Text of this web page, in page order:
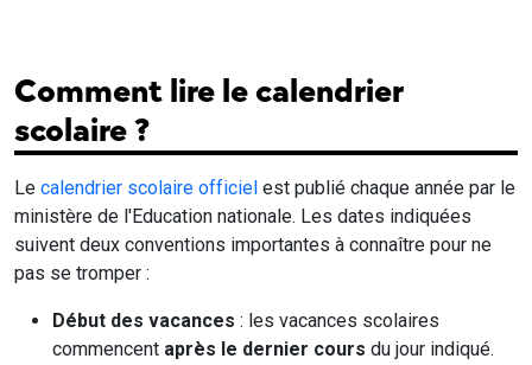
Comment lire le calendrier
scolaire ?
Le calendrier scolaire officiel est publié chaque année par le
ministère de l'Education nationale. Les dates indiquées
suivent deux conventions importantes à connaître pour ne
pas se tromper :
Début des vacances : les vacances scolaires
commencent après le dernier cours du jour indiqué.